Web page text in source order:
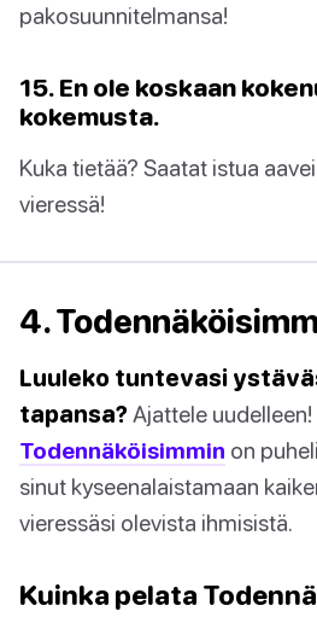
pakosuunnitelmansa!
15. En ole koskaan
kokemusta.
Kuka tietää? Saatat istua
vieressä!
4.
Luuleko tuntevasi
tapansa?Ajattele uudelleen!
Todennäköisimmin on
sinut kyseenalaistamaan
vieressäsi olevista ihmisistä.
Kuinka pelata